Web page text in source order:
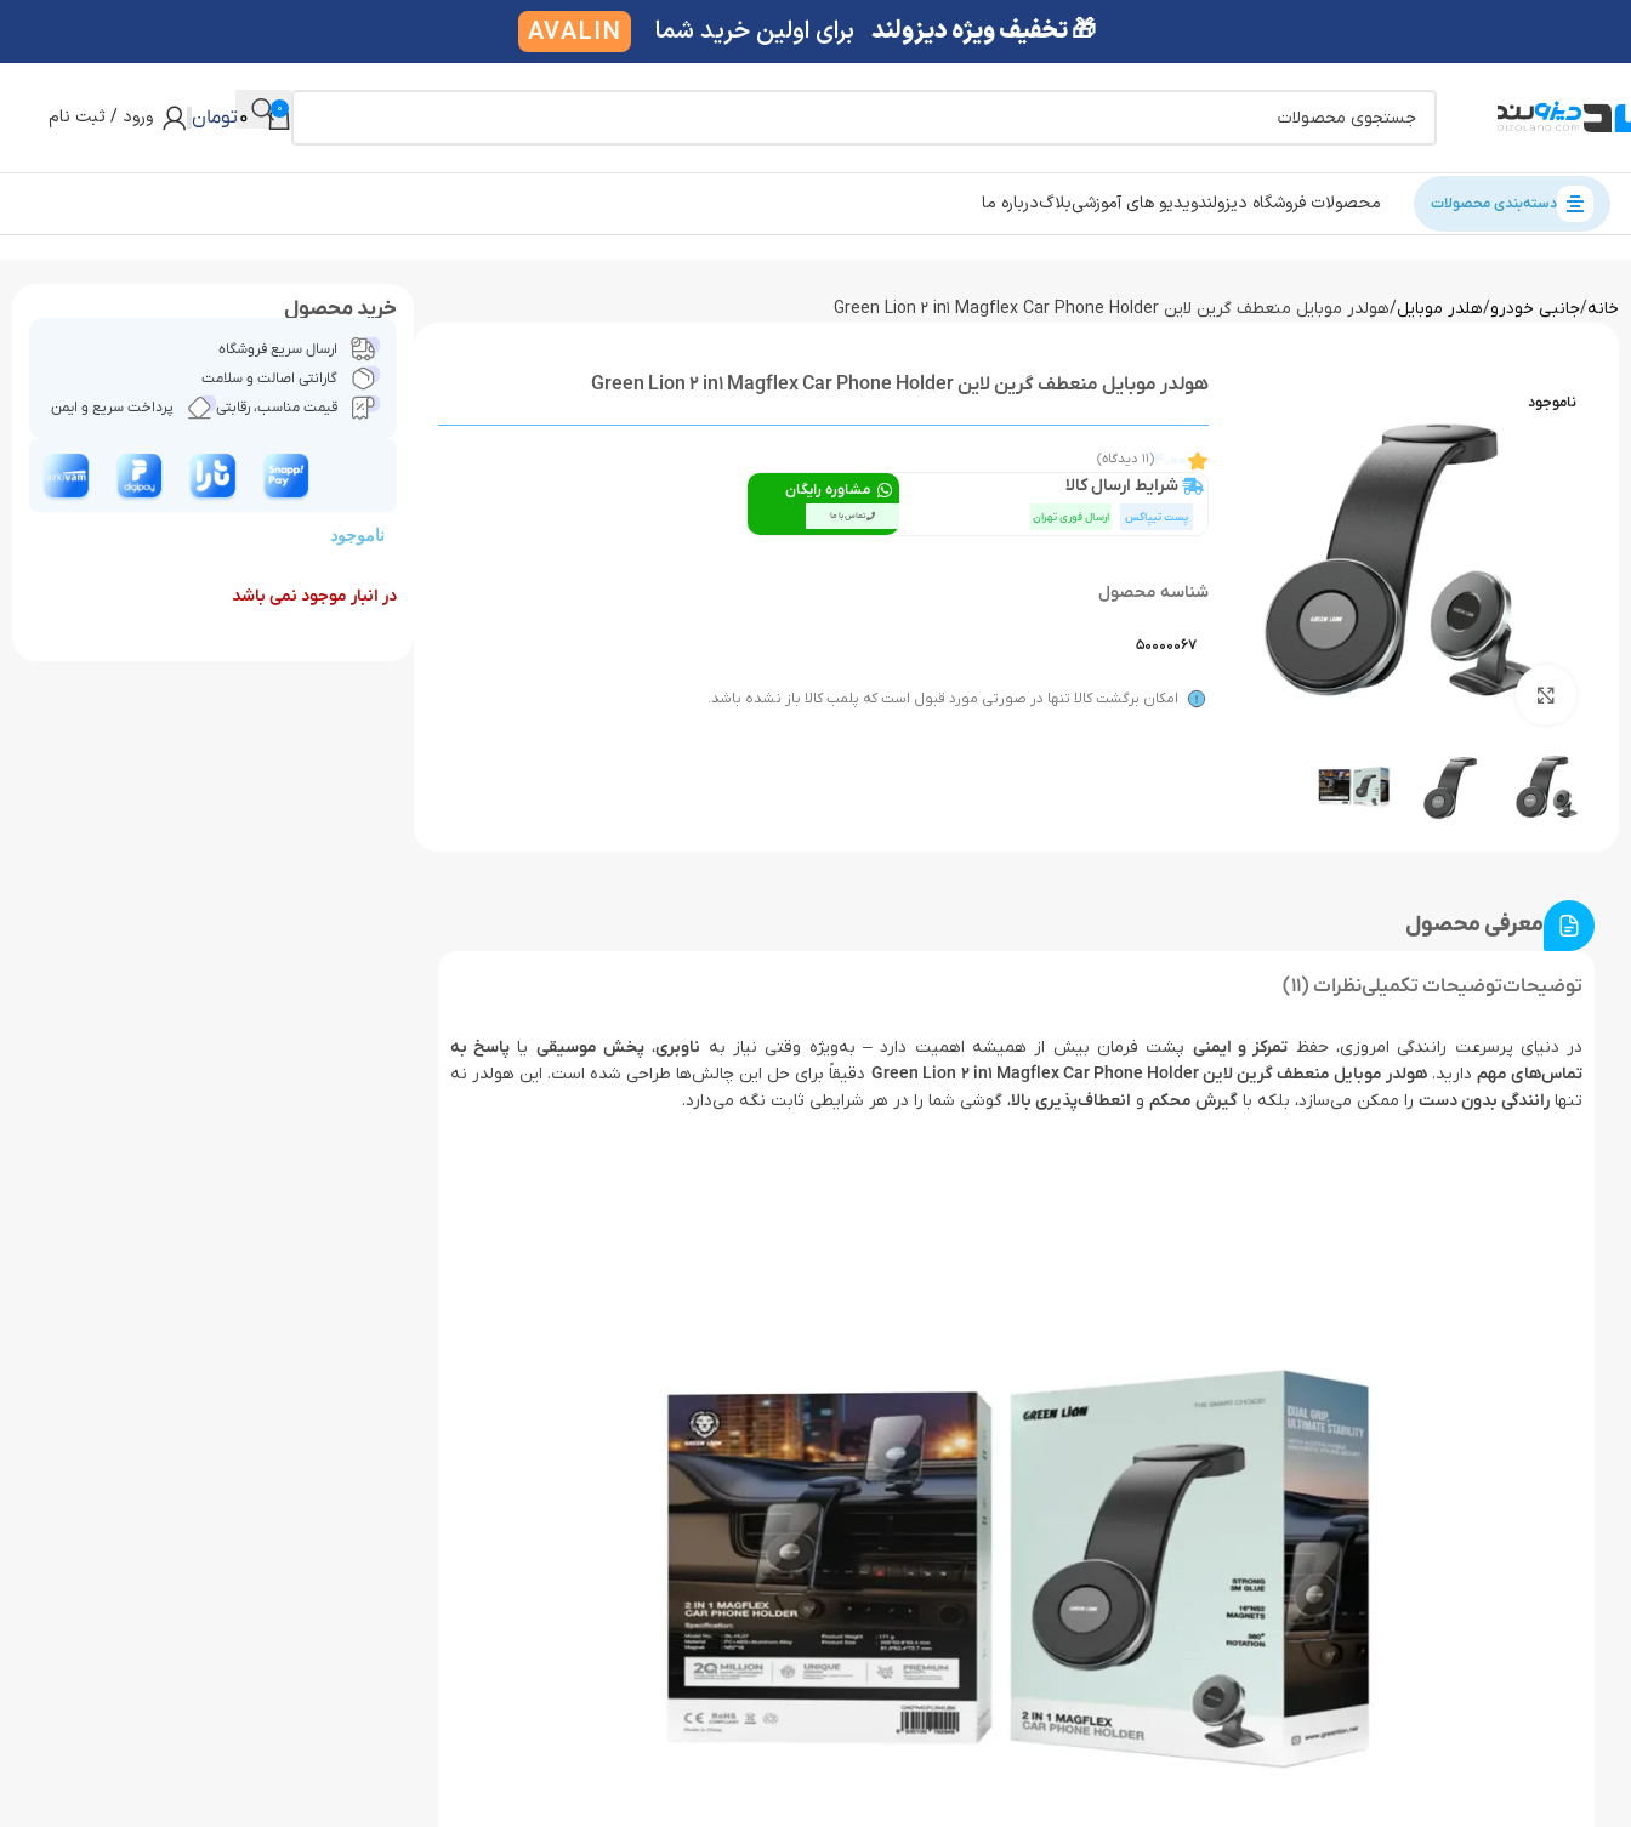
0
0تومان ورود / ثبت نام
دسته‌بندی محصولات محصولات فروشگاه دیزولندویدیو های آموزشیبلاگدرباره ما
خانه جانبی خودرو هلدر موبایل هولدر موبایل منعطف گرین لاین Green Lion 2 in1 Magflex Car Phone Holder
ناموجود
بزرگنمایی تصویر
هولدر موبایل منعطف گرین لاین Green Lion 2 in1 Magflex Car Phone Holder
(11 دیدگاه)
شرایط ارسال کالا
پست تیپاکس ارسال فوری تهران
مشاوره رایگان
تماس با ما
شناسه محصول
50000067
امکان برگشت کالا تنها در صورتی مورد قبول است که پلمب کالا باز نشده باشد.
معرفی محصول
توضیحاتتوضیحات تکمیلینظرات (11)
در دنیای پرسرعت رانندگی امروزی، حفظ تمرکز و ایمنی پشت فرمان بیش از همیشه اهمیت دارد – به‌ویژه وقتی نیاز به ناوبری،پخش موسیقی یاپاسخ به
تماس‌های مهمدارید. هولدر موبایل منعطف گرین لاین Green Lion 2 in1 Magflex Car Phone Holder
دقیقاً برای حل این چالش‌ها طراحی شده است. این هولدر نه
تنها رانندگی بدون دسترا ممکن می‌سازد، بلکه با گیرش محکمو انعطاف‌پذیری بالا، گوشی شما را در هر شرایطی ثابت نگه می‌دارد.
خرید محصول
ارسال سریع فروشگاه
گارانتی اصالت و سلامت
قیمت مناسب، رقابتی
پرداخت سریع و ایمن
ناموجود
در انبار موجود نمی باشد
🎁 تخفیف ویژه دیزولند برای اولین خرید شما AVALIN